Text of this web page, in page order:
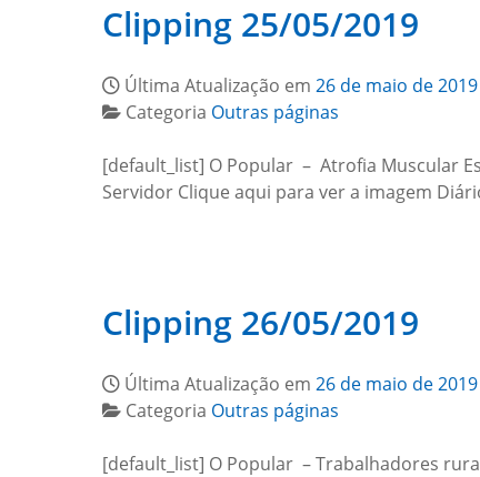
Clipping 25/05/2019
Última Atualização em 26 de maio de 2019
Categoria Outras páginas
[default_list] O Popular – Atrofia Muscular
Servidor Clique aqui para ver a imagem
Clipping 26/05/2019
Última Atualização em 26 de maio de 2019
Categoria Outras páginas
[default_list] O Popular – Trabalhadores